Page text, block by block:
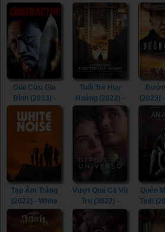
(2021)
- The Romance
of the Condor
Heroes (2014)
Giải Cứu Gia
Đình (2013) -
(2013)
Tuổi Trẻ Huy
Hoàng (2022) -
The Fabelmans
(2022)
(2023)
Way
Tạp Âm Trắng
(2022) - White
Noise (2022)
Vượt Qua Cả Vũ
Trụ (2022) -
Beyond the
Universe (2022)
Quên
Tình
Affair